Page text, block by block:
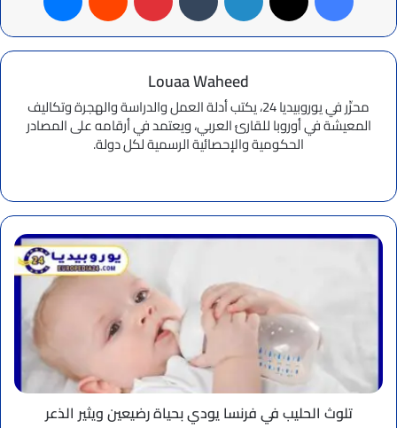
Louaa Waheed
محرِّر في يوروبيديا 24، يكتب أدلة العمل والدراسة والهجرة وتكاليف
المعيشة في أوروبا للقارئ العربي، ويعتمد في أرقامه على المصادر
الحكومية والإحصائية الرسمية لكل دولة.
تلوث
رضيعين
ويثير
الذعر
تلوث الحليب في فرنسا يودي بحياة رضيعين ويثير الذعر